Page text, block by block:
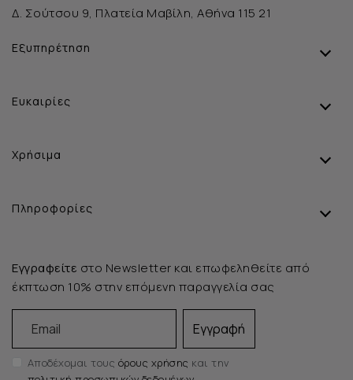
Δ. Σούτσου 9, Πλατεία Μαβίλη, Αθήνα 115 21
Εξυπηρέτηση
Ευκαιρίες
Χρήσιμα
Πληροφορίες
Εγγραφείτε στο Newsletter και επωφεληθείτε από
έκπτωση 10% στην επόμενη παραγγελία σας
Εγγραφή
Αποδέχομαι τους όρους χρήσης και την